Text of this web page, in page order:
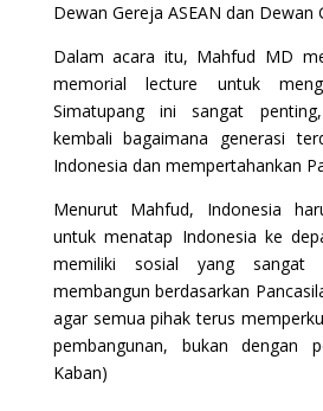
Dewan Gereja ASEAN dan Dewan
Dalam acara itu, Mahfud MD
memorial lecture untuk
Simatupang ini sangat
kembali bagaimana generasi
Indonesia dan mempertahankan
Menurut Mahfud, Indonesia
untuk menatap Indonesia ke
memiliki sosial yang
membangun berdasarkan
agar semua pihak terus
pembangunan, bukan dengan
Kaban)